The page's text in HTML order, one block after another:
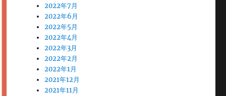
2022年7月
2022年6月
2022年5月
2022年4月
2022年3月
2022年2月
2022年1月
2021年12月
2021年11月